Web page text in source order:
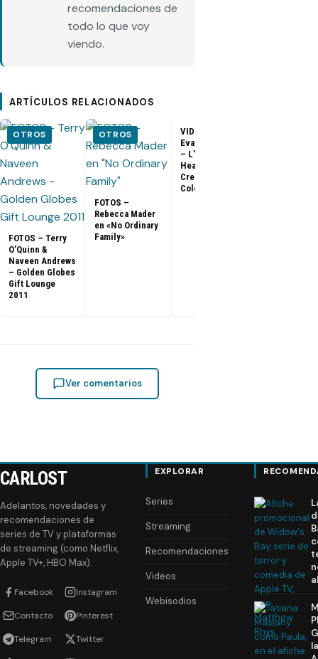
recomendaciones de
todo lo que voy
viendo.
ARTÍCULOS RELACIONADOS
OTROS
FOTOS – Terry
O’Quinn &
Naveen Andrews
– Golden Globes
Gift Lounge
2011
OTROS
FOTOS –
Rebecca Mader
en «No Ordinary
Family»
VIDEO –
Evangeline Lilly
– L’Oreal
Healthy Look
Creme Gloss
Color [HD]
Ver comentarios
CARLOST
Adelantos, novedades y
recomendaciones de
series de TV y plataformas
de streaming (como Netflix,
Apple TV+, HBO Max).
Facebook Instagram
Contacto Pinterest
Telegram Twitter
EXPLORAR
Series
Streaming
Recomendaciones
Videos
Webisodios